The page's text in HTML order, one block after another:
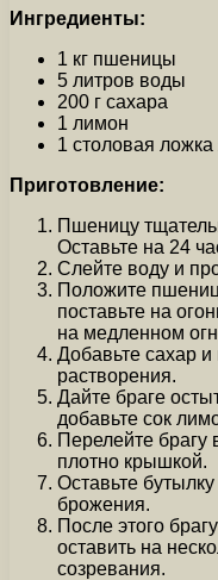
Ингредиенты:
1 кг пшеницы
5 литров воды
200 г сахара
1 лимон
1 столовая ложка
Приготовление:
Пшеницу
Оставьте на 24
Слейте воду и
Положите
поставьте на
на медленном
Добавьте сахар
растворения.
Дайте браге
добавьте сок
Перелейте брагу
плотно крышкой.
Оставьте
брожения.
После этого
оставить на
созревания.